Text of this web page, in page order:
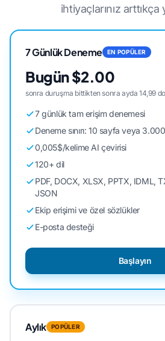
ihtiyaçlarınız
7 Günlük Deneme EN POPÜLER
Bugün $2.00
sonra duruşma bittikten sonra ayda 14,99
7 günlük tam erişim denemesi
Deneme sınırı: 10 sayfa veya
0,005$/kelime AI çevirisi
120+ dil
PDF, DOCX, XLSX, PPTX, IDML,
JSON
Ekip erişimi ve özel sözlükler
E-posta desteği
Başlayın
Aylık POPÜLER